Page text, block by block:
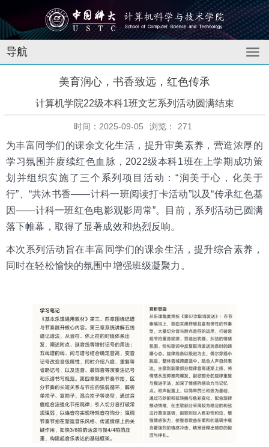
导航
美育润心，书香致远，红色传承
计算机学院22级本科1班文艺系列活动圆满结束
时间：2025-09-05 浏览： 271
为丰富同学们的课余文化生活，提升审美素养，营造浓厚的
学习氛围并赓续红色血脉，2022级本科1班在上学期成功策
划并组织实施了三个系列项目活动：“润美于心，化美于
行”、“共沐书香——计科一班阅读打卡活动”以及“传承红色基
因——计科一班红色电影观影周常”。目前，系列活动已圆满
落下帷幕，取得了显著成效和热烈反响。
本次系列活动旨在丰富同学们的课余生活，提升综合素养，
同时在轻松愉快的氛围中增强班级凝聚力。